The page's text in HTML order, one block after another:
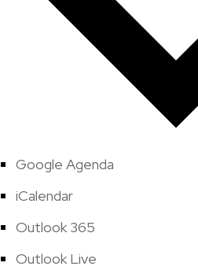
Google Agenda
iCalendar
Outlook 365
Outlook Live